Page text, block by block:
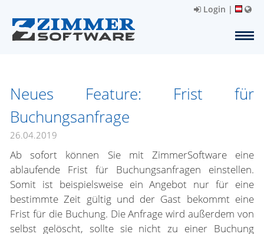
Login |
Neues Feature: Frist für
Buchungsanfrage
26.04.2019
Ab sofort können Sie mit ZimmerSoftware eine
ablaufende Frist für Buchungsanfragen einstellen.
Somit ist beispielsweise ein Angebot nur für eine
bestimmte Zeit gültig und der Gast bekommt eine
Frist für die Buchung. Die Anfrage wird außerdem von
selbst gelöscht, sollte sie nicht zu einer Buchung